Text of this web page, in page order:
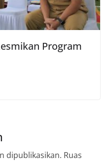
Program
dipublikasikan. Ruas